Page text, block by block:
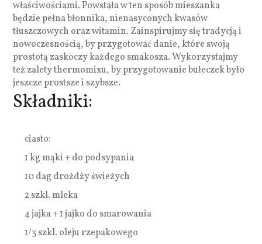
właściwościami. Powstała w ten sposób mieszanka
będzie pełna błonnika, nienasyconych kwasów
tłuszczowych oraz witamin. Zainspirujmy się tradycją i
nowoczesnością, by przygotować danie, które swoją
prostotą zaskoczy każdego smakosza. Wykorzystajmy
też zalety thermomixu, by przygotowanie bułeczek było
jeszcze prostsze i szybsze.
Składniki:
ciasto:
1 kg mąki + do podsypania
10 dag drożdży świeżych
2 szkl. mleka
4 jajka + 1 jajko do smarowania
1/3 szkl. oleju rzepakowego